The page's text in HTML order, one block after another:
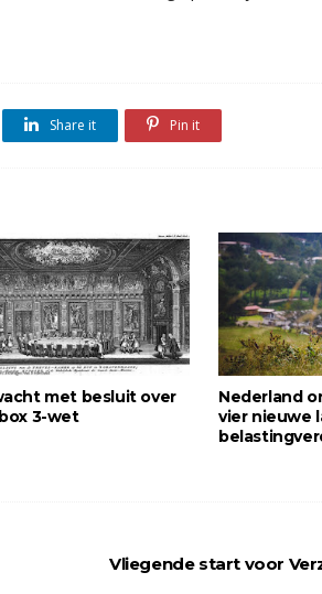
Share it Pin it
met besluit over
3-wet
Nederland
vier nieuwe
Vliegende start voor